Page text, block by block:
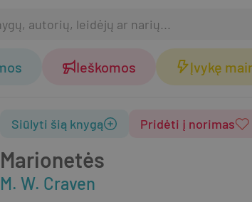
Ieškomos Įvykę
Marionetės
M. W. Craven
Siūlyti šią knygą Pridėti į norimas